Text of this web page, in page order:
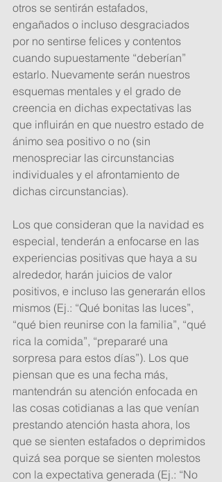
otros se sentirán estafados,
engañados o incluso desgraciados
por no sentirse felices y contentos
cuando supuestamente “deberían”
estarlo. Nuevamente serán nuestros
esquemas mentales y el grado de
creencia en dichas expectativas las
que influirán en que nuestro estado de
ánimo sea positivo o no (sin
menospreciar las circunstancias
individuales y el afrontamiento de
dichas circunstancias).
Los que consideran que la navidad es
especial, tenderán a enfocarse en las
experiencias positivas que haya a su
alrededor, harán juicios de valor
positivos, e incluso las generarán ellos
mismos (Ej.: “Qué bonitas las luces”,
“qué bien reunirse con la familia”, “qué
rica la comida”, “prepararé una
sorpresa para estos días”). Los que
piensan que es una fecha más,
mantendrán su atención enfocada en
las cosas cotidianas a las que venían
prestando atención hasta ahora, los
que se sienten estafados o deprimidos
quizá sea porque se sienten molestos
con la expectativa generada (Ej.: “No